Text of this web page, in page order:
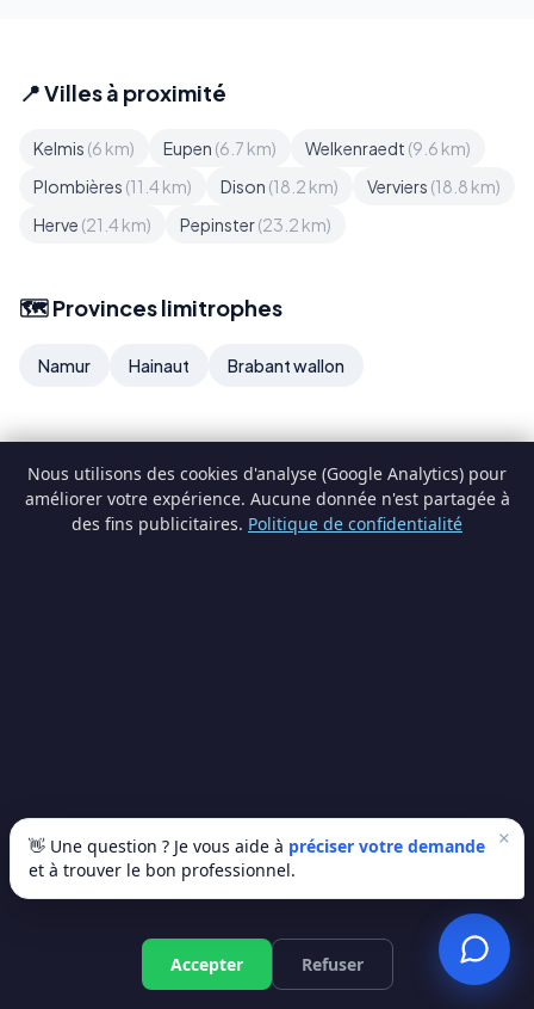
Nous utilisons des cookies d'analyse (Google Analytics) pour
améliorer votre expérience. Aucune donnée n'est partagée à
des fins publicitaires. Politique de confidentialité
Accepter Refuser
📍 Villes à proximité
Kelmis (6 km) Eupen (6.7 km) Welkenraedt (9.6 km)
Plombières (11.4 km) Dison (18.2 km) Verviers (18.8 km)
Herve (21.4 km) Pepinster(23.2 km)
🗺️ Provinces limitrophes
Namur Hainaut Brabant wallon
🚀 Recevoir mes 3 devis gratuits
✅ 100% gratuit · Sans engagement · Réponse en 24h
×
👋 Une question ? Je vous aide à préciser votre demande
et à trouver le bon professionnel.